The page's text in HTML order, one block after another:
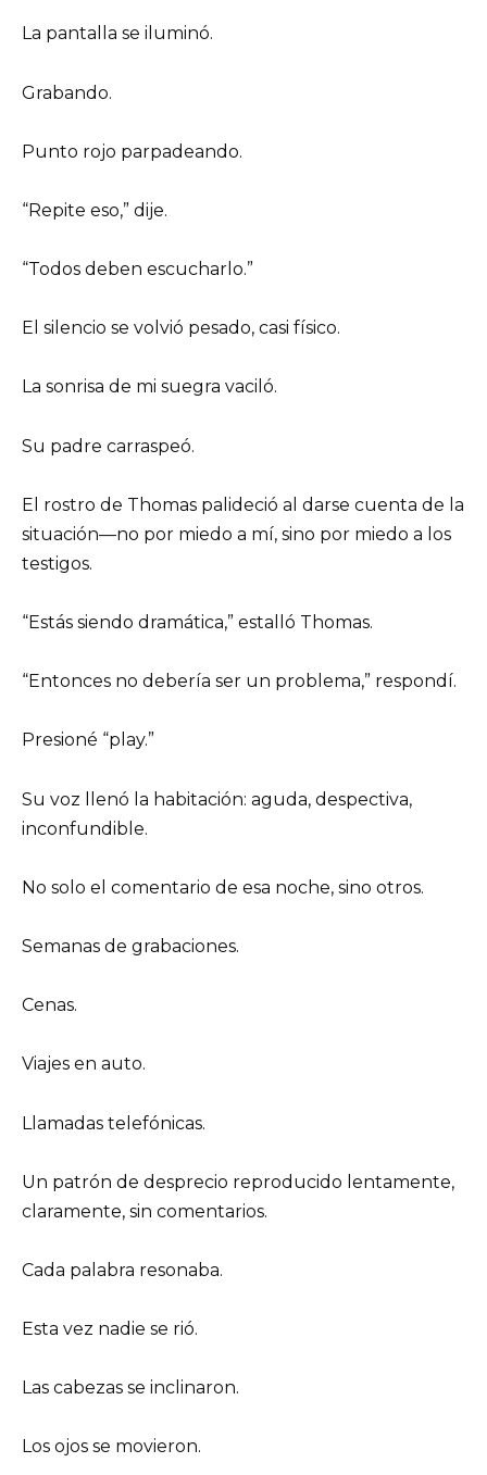
La pantalla se iluminó.
Grabando.
Punto rojo parpadeando.
“Repite eso,” dije.
“Todos deben escucharlo.”
El silencio se volvió pesado, casi físico.
La sonrisa de mi suegra vaciló.
Su padre carraspeó.
El rostro de Thomas palideció al darse cuenta de la
situación—no por miedo a mí, sino por miedo a los
testigos.
“Estás siendo dramática,” estalló Thomas.
“Entonces no debería ser un problema,” respondí.
Presioné “play.”
Su voz llenó la habitación: aguda, despectiva,
inconfundible.
No solo el comentario de esa noche, sino otros.
Semanas de grabaciones.
Cenas.
Viajes en auto.
Llamadas telefónicas.
Un patrón de desprecio reproducido lentamente,
claramente, sin comentarios.
Cada palabra resonaba.
Esta vez nadie se rió.
Las cabezas se inclinaron.
Los ojos se movieron.